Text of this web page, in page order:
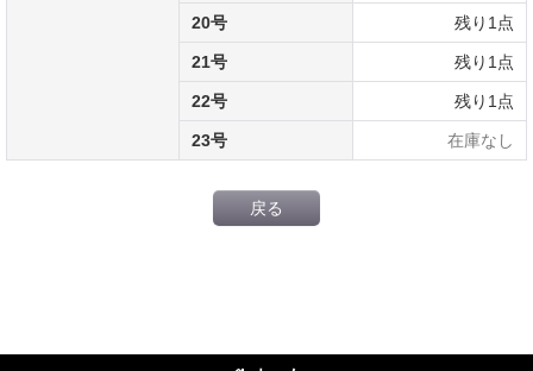
20号 残り1点
21号 残り1点
22号 残り1点
23号 在庫なし
戻る